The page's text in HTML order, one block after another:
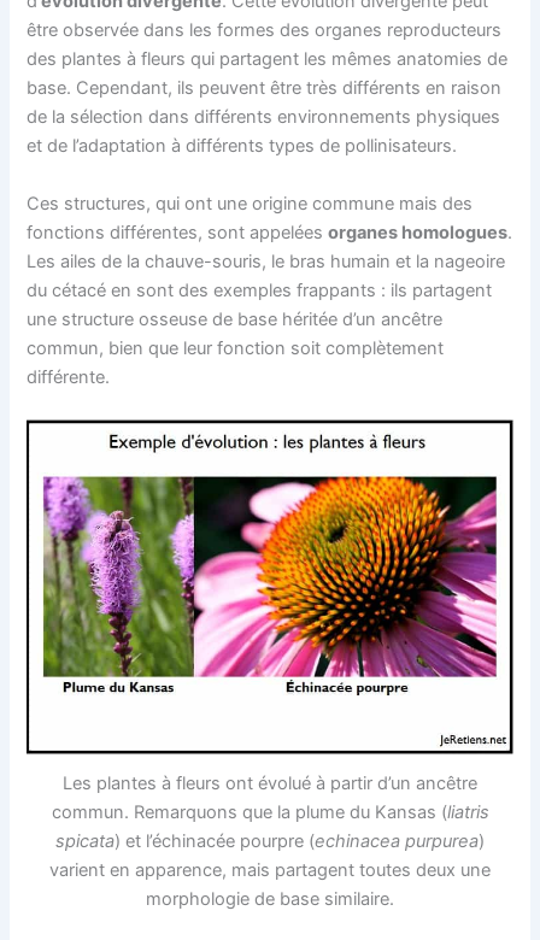
être observée dans les formes des organes reproducteurs
des plantes à fleurs qui partagent les mêmes anatomies de
base. Cependant, ils peuvent être très différents en raison
de la sélection dans différents environnements physiques
et de l’adaptation à différents types de pollinisateurs.
Ces structures, qui ont une origine commune mais des
fonctions différentes, sont appeléesorganes homologues.
Les ailes de la chauve-souris, le bras humain et la nageoire
du cétacé en sont des exemples frappants : ils partagent
une structure osseuse de base héritée d’un ancêtre
commun, bien que leur fonction soit complètement
différente.
Les plantes à fleurs ont évolué à partir d’un ancêtre
commun. Remarquons que la plume du Kansas (liatris
spicata) et l’échinacée pourpre (echinacea purpurea)
varient en apparence, mais partagent toutes deux une
morphologie de base similaire.